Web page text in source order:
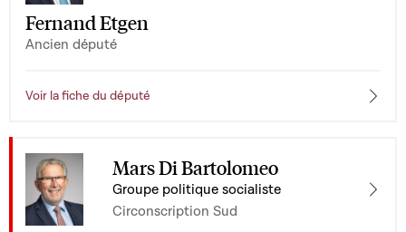
Fernand Etgen
Ancien député
Voir la fiche du député
Mars Di Bartolomeo
Groupe politique socialiste
Circonscription Sud